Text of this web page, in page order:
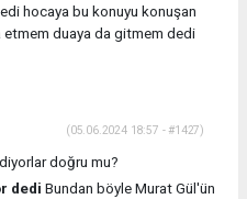
hocaya bu konuyu konuşan
etmem duaya da gitmem dedi
(05.06.2024 18:57 - #1427)
doğru mu?
dedi Bundan böyle Murat Gül'ün